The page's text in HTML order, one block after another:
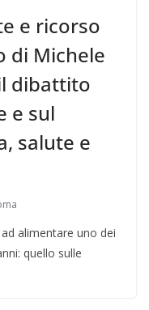
e ricorso
di Michele
dibattito
e sul
salute e
alimentare uno dei
quello sulle